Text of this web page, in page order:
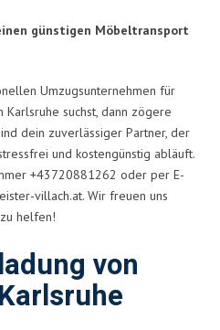
günstigen Möbeltransport
Umzugsunternehmen für
suchst, dann zögere
dein zuverlässiger Partner, der
und kostengünstig abläuft.
+43720881262 oder per E-
villach.at. Wir freuen uns
helfen!
von